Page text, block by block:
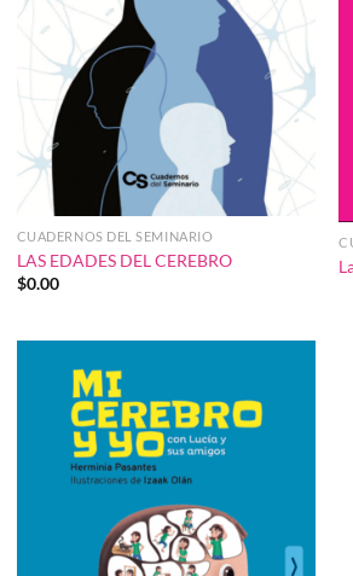
CUADERNOS DEL SEMINARIO
LAS EDADES DEL CEREBRO
$0.00